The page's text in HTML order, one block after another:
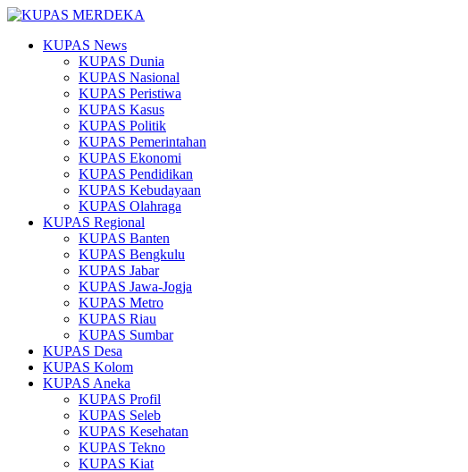
KUPAS News
KUPAS Dunia
KUPAS Nasional
KUPAS Peristiwa
KUPAS Kasus
KUPAS Politik
KUPAS Pemerintahan
KUPAS Ekonomi
KUPAS Pendidikan
KUPAS Kebudayaan
KUPAS Olahraga
KUPAS Regional
KUPAS Banten
KUPAS Bengkulu
KUPAS Jabar
KUPAS Jawa-Jogja
KUPAS Metro
KUPAS Riau
KUPAS Sumbar
KUPAS Desa
KUPAS Kolom
KUPAS Aneka
KUPAS Profil
KUPAS Seleb
KUPAS Kesehatan
KUPAS Tekno
KUPAS Kiat